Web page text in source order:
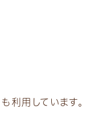
利用しています。